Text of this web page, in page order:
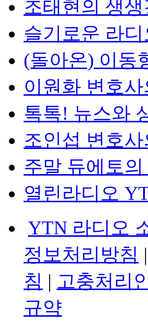
조태현의 생생
슬기로운 라
(돌아온) 이동
이원화 변호
톡톡! 뉴스와
조인섭 변호
주말 듀에토
열린라디오
YTN 라디오
정보처리방침 |
침 | 고충처리
규약